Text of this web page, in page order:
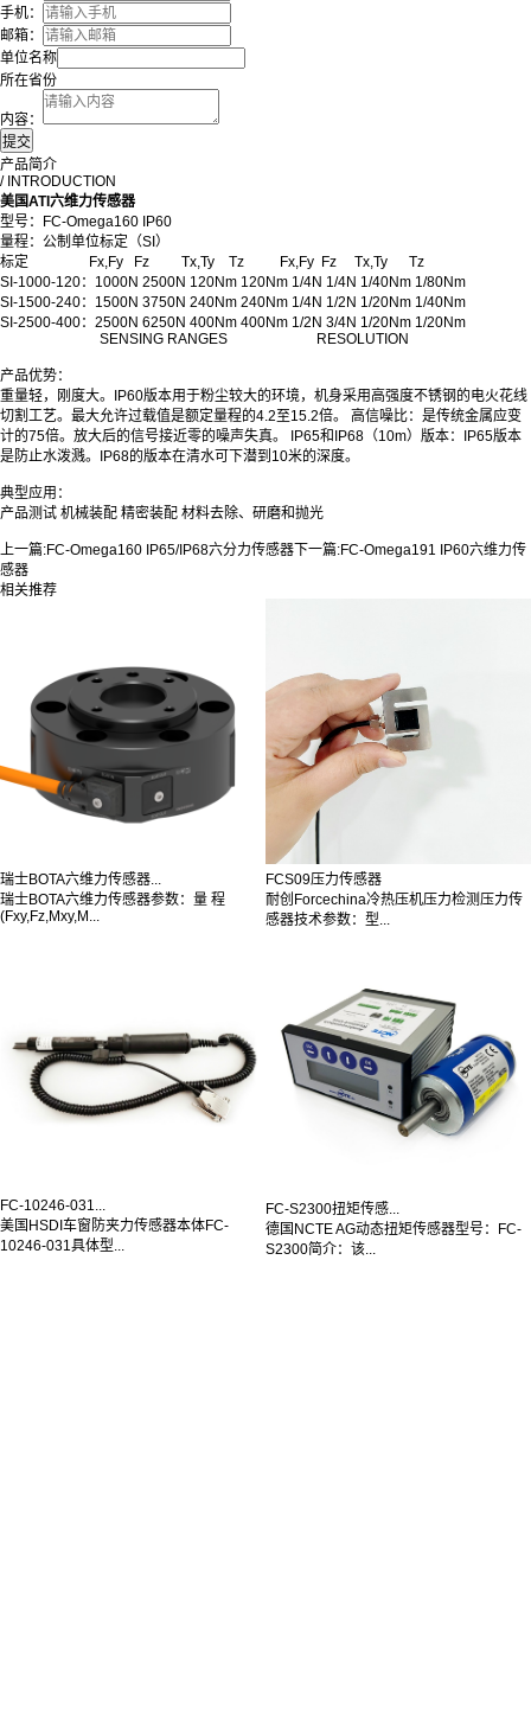
手机：
邮箱：
单位名称
所在省份
内容：
产品简介
/ INTRODUCTION
美国ATI六维力传感器
型号：FC-Omega160 IP60
量程：公制单位标定（SI）
标定 Fx,Fy Fz Tx,Ty Tz Fx,Fy Fz Tx,Ty Tz
SI-1000-120：1000N 2500N 120Nm 120Nm 1/4N 1/4N 1/40Nm 1/80Nm
SI-1500-240：1500N 3750N 240Nm 240Nm 1/4N 1/2N 1/20Nm 1/40Nm
SI-2500-400：2500N 6250N 400Nm 400Nm 1/2N 3/4N 1/20Nm 1/20Nm
SENSING RANGES RESOLUTION
产品优势：
重量轻，刚度大。IP60版本用于粉尘较大的环境，机身采用高强度不锈钢的电火花线
切割工艺。最大允许过载值是额定量程的4.2至15.2倍。 高信噪比：是传统金属应变
计的75倍。放大后的信号接近零的噪声失真。 IP65和IP68（10m）版本：IP65版本
是防止水泼溅。IP68的版本在清水可下潜到10米的深度。
典型应用：
产品测试 机械装配 精密装配 材料去除、研磨和抛光
上一篇:FC-Omega160 IP65/IP68六分力传感器 下一篇:FC-Omega191 IP60六维力传
感器
相关推荐
瑞士BOTA六维力传感器...
瑞士BOTA六维力传感器参数：量 程
(Fxy,Fz,Mxy,M...
FCS09压力传感器
耐创Forcechina冷热压机压力检测压力传
感器技术参数：型...
FC-10246-031...
美国HSDI车窗防夹力传感器本体FC-
10246-031具体型...
FC-S2300扭矩传感...
德国NCTE AG动态扭矩传感器型号：FC-
S2300简介：该...